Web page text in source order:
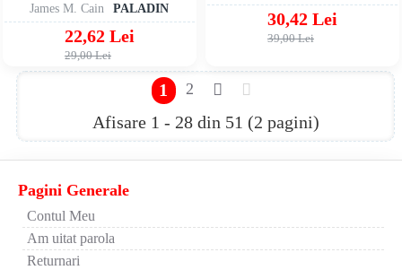
James M. Cain PALADIN
22,62 Lei
29,00 Lei
30,42 Lei
39,00 Lei
1 2
Afisare 1 - 28 din 51 (2 pagini)
Pagini Generale
Contul Meu
Am uitat parola
Returnari